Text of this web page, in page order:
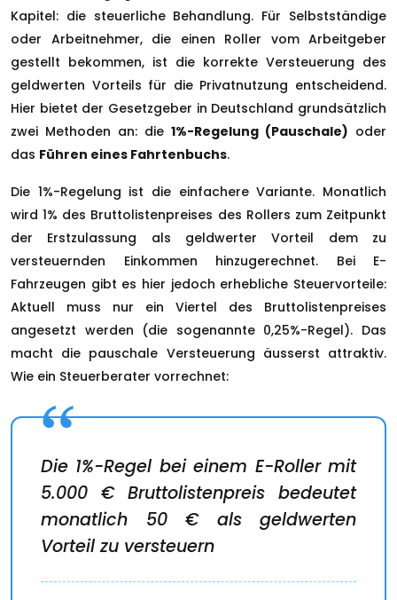
Kapitel: die steuerliche Behandlung. Für Selbstständige
oder Arbeitnehmer, die einen Roller vom Arbeitgeber
gestellt bekommen, ist die korrekte Versteuerung des
geldwerten Vorteils für die Privatnutzung entscheidend.
Hier bietet der Gesetzgeber in Deutschland grundsätzlich
zwei Methoden an: die 1%-Regelung (Pauschale) oder
das Führen eines Fahrtenbuchs.
Die 1%-Regelung ist die einfachere Variante. Monatlich
wird 1% des Bruttolistenpreises des Rollers zum Zeitpunkt
der Erstzulassung als geldwerter Vorteil dem zu
versteuernden Einkommen hinzugerechnet. Bei E-
Fahrzeugen gibt es hier jedoch erhebliche Steuervorteile:
Aktuell muss nur ein Viertel des Bruttolistenpreises
angesetzt werden (die sogenannte 0,25%-Regel). Das
macht die pauschale Versteuerung äusserst attraktiv.
Wie ein Steuerberater vorrechnet:
Die 1%-Regel bei einem E-Roller mit
5.000 € Bruttolistenpreis bedeutet
monatlich 50 € als geldwerten
Vorteil zu versteuern